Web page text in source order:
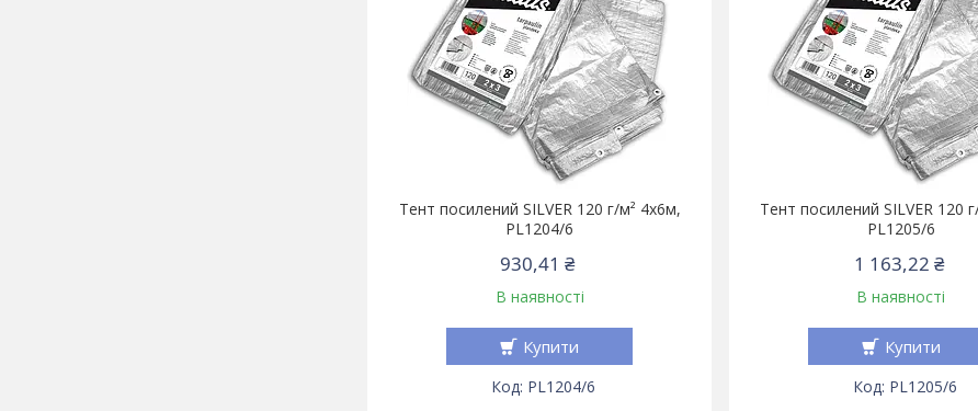
Тент посилений SILVER 120 г/м² 4х6м,
PL1204/6
930,41 ₴
В наявності
Купити
PL1204/6
Тент посилений SILVER 120
PL1205/6
1 163,22 ₴
В наявності
Купити
PL1205/6